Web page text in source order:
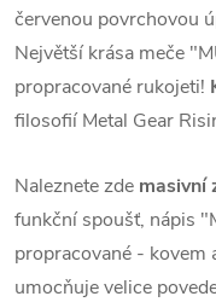
červenou povrchovou
Největší krása meče
propracované rukojeti!
filosofií Metal Gear
Naleznete zde masivní
funkční spoušť, nápis
propracované - kovem
umocňuje velice